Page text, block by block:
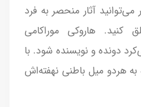
می‌توانید آثار منحصر به فرد
کنید. هاروکی موراکامی
دونده و نویسنده شود. با
به هردو میل باطنی نهفته‌اش